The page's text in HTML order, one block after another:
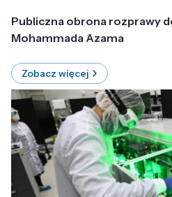
Publiczna obrona rozprawy
Mohammada Azama
Zobacz więcej